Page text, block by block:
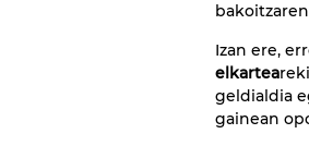
Izan ere,
elkartea
geldialdia
gainean